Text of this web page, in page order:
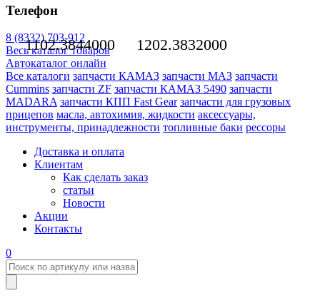
Телефон
8 (8332) 703-912
Весь каталог товаров
Автокаталог онлайн
Все каталоги запчасти КАМАЗ запчасти МАЗ запчасти
Cummins запчасти ZF запчасти КАМАЗ 5490 запчасти
MADARA запчасти КПП Fast Gear запчасти для грузовых
прицепов масла, автохимия, жидкости аксессуары,
инструменты, принадлежности топливные баки рессоры
Доставка и оплата
Клиентам
Как сделать заказ
статьи
Новости
Акции
Контакты
0
1102.3844000 1202.3832000